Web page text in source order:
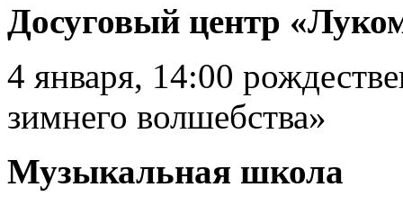
Досуговый центр
4 января, 14:00
зимнего волшебства»
Музыкальная школа